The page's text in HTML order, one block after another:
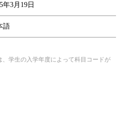
年3月19日
語
学生の入学年度によって科目コードが